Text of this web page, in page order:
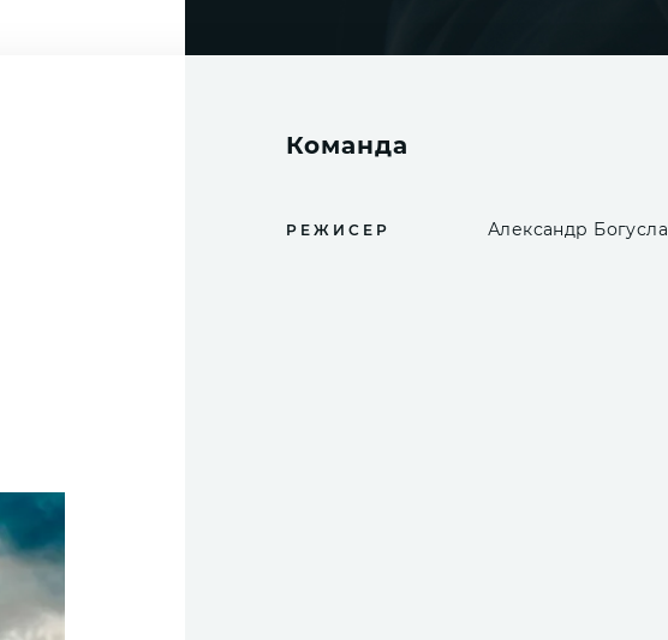
Команда
РЕЖИСЕР Александр